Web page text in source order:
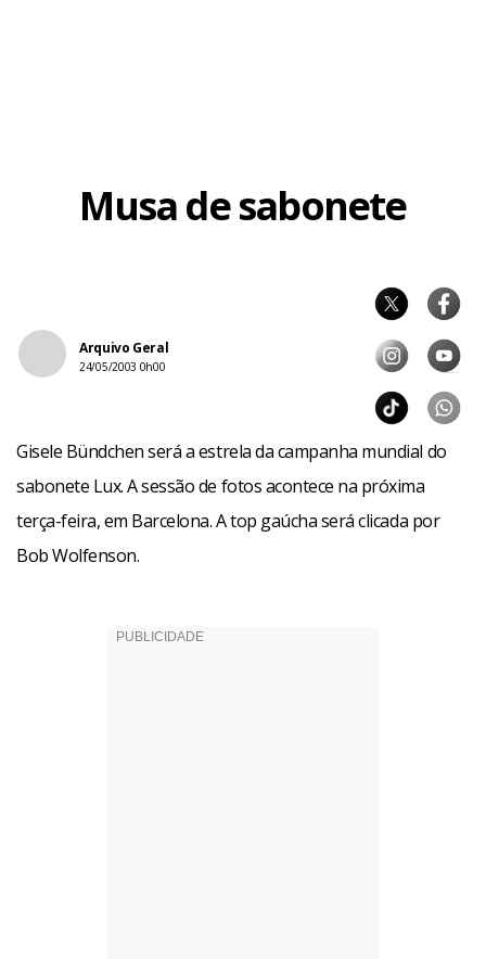
Musa de sabonete
Arquivo Geral
24/05/2003 0h00
Gisele Bündchen será a estrela da campanha mundial do
sabonete Lux. A sessão de fotos acontece na próxima
terça-feira, em Barcelona. A top gaúcha será clicada por
Bob Wolfenson.